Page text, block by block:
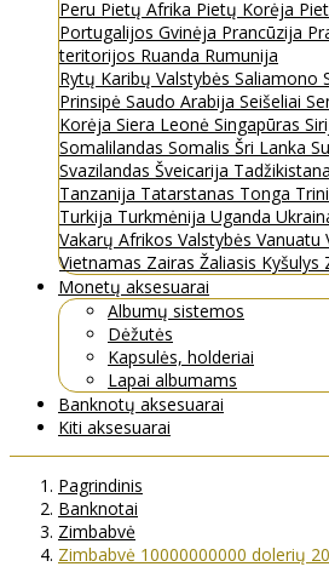
Peru Pietų Afrika Pietų Korėja
Portugalijos Gvinėja Prancūzija
teritorijos Ruanda Rumunija
Rytų Karibų Valstybės Saliamono
Prinsipė Saudo Arabija Seišeliai
Korėja Siera Leonė Singapūras
Somalilandas Somalis Šri Lanka
Svazilandas Šveicarija
Tanzanija Tatarstanas Tonga
Turkija Turkmėnija Uganda
Vakarų Afrikos Valstybės Vanuatu
Vietnamas Zairas Žaliasis Kyšulys
Monetų aksesuarai
Albumų sistemos
Dėžutės
Kapsulės, holderiai
Lapai albumams
Banknotų aksesuarai
Kiti aksesuarai
Pagrindinis
Banknotai
Zimbabvė
Zimbabvė 10000000000 dolerių